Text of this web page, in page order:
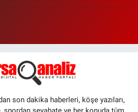
son dakika haberleri, köşe yazıları,